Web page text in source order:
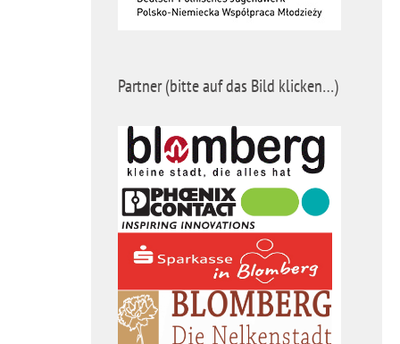
Partner (bitte auf das Bild klicken…)